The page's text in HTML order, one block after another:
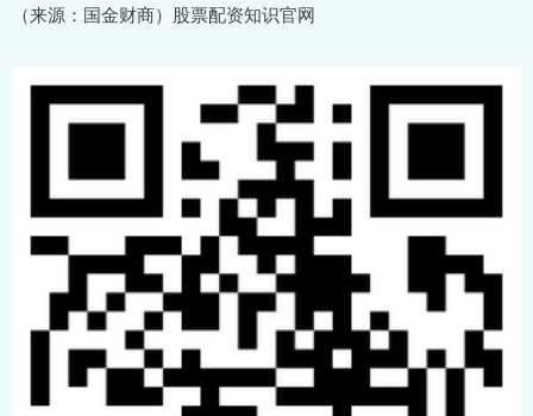
（来源：国金财商）股票配资知识官网